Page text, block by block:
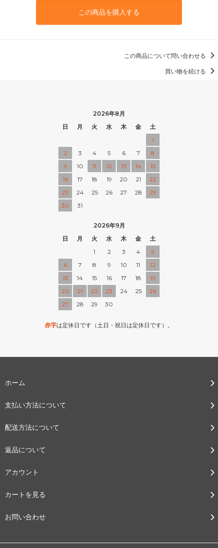
この商品を購入する
この商品について問い合わせる
買い物を続ける
2026年8月
日
月 火 水 木 金
土
1
2
3 4 5 6 7
8
9
10 11 12 13 14
15
16
17 18 19 20 21
22
23
24 25 26 27 28
29
30
31
2026年9月
日
月 火 水 木 金
土
1
2 3 4
5
6
7 8 9 10 11
12
13
14 15 16 17 18
19
20
21 22 23 24 25
26
27
28 29 30
赤字は定休日です（土日・祝日は定休日です）。
ホーム
支払い方法について
配送方法について
返品について
アカウント
カートを見る
お問い合わせ